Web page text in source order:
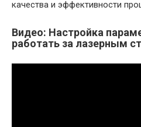
качества и эффективности
Видео: Настройка
работать за лазерным